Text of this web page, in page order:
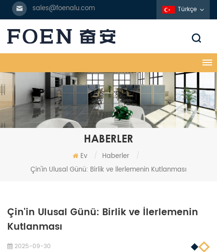
sales@foenalu.com Türkçe
HABERLER
Ev / Haberler
/
Çin'in Ulusal Günü: Birlik ve İlerlemenin Kutlanması
Çin'in Ulusal Günü: Birlik ve İlerlemenin
Kutlanması
2025-09-30